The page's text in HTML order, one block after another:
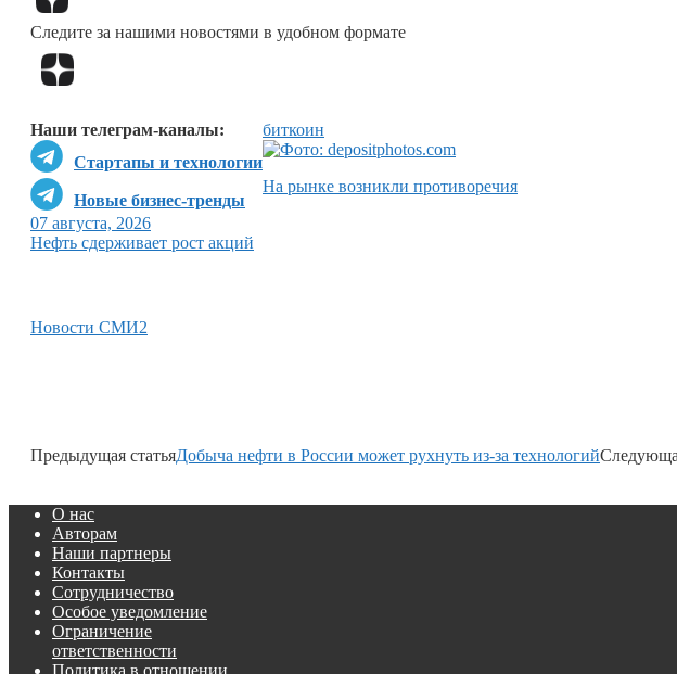
Следите за нашими новостями в удобном формате
Наши телеграм-каналы:
Стартапы и технологии
Новые бизнес-тренды
биткоин
На рынке возникли противоречия
07 августа, 2026
Нефть сдерживает рост акций
Новости СМИ2
Предыдущая статьяДобыча нефти в России может рухнуть из-за технологий
О нас
Авторам
Наши партнеры
Контакты
Сотрудничество
Особое уведомление
Ограничение
ответственности